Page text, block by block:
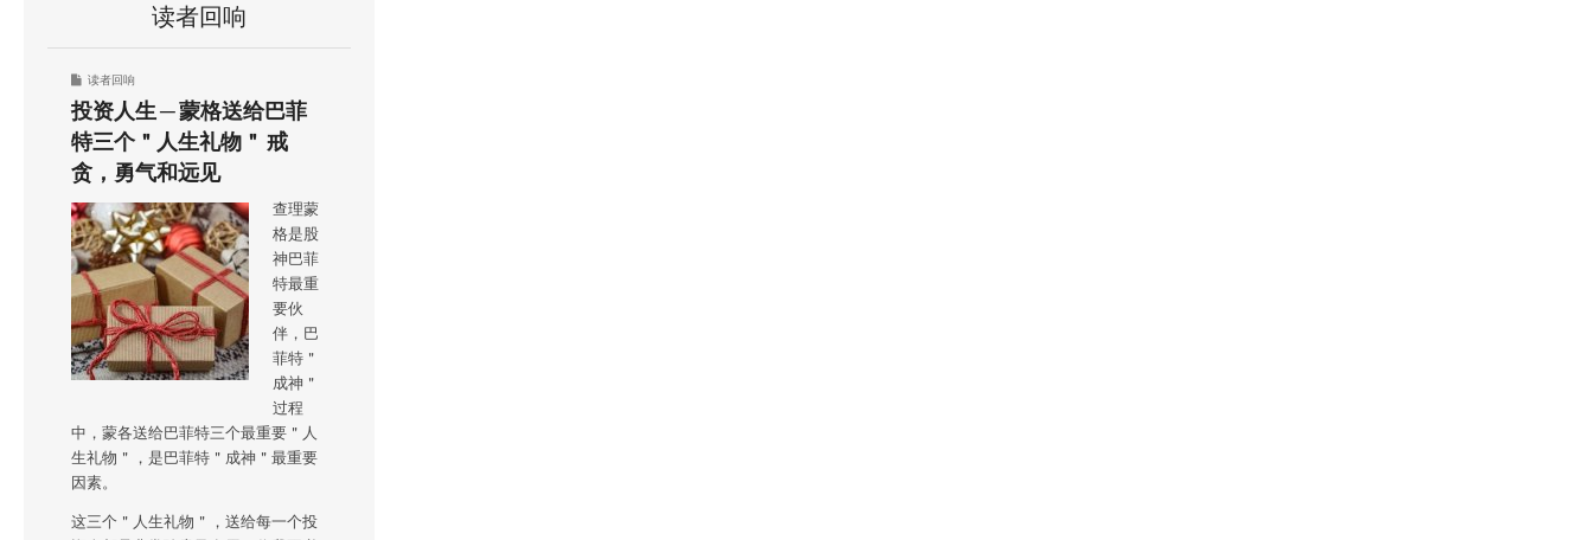
读者回响
读者回响
投资人生 ─ 蒙格送给巴菲
特三个＂人生礼物＂ 戒
贪，勇气和远见
查理蒙
格是股
神巴菲
特最重
要伙
伴，巴
菲特＂
成神＂
过程
中，蒙各送给巴菲特三个最重要＂人
生礼物＂，是巴菲特＂成神＂最重要
因素。
这三个＂人生礼物＂，送给每一个投